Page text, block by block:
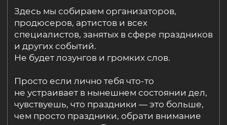
Просто если лично тебя что-то
не устраивает в нынешнем состоянии дел,
чувствуешь, что праздники — это больше,
чем просто праздники, обрати внимание
на эту инициативу. Возможно, здесь есть
те, с кем ты сможешь поговорить о том, что
волнует и сделать с этими людьми то, что
вы вместе захотите.
Это про образование, коллаборации, про
попить чаю и обсудить насущное. Про
улучшения, про утренники для наших